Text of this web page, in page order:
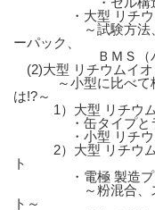
・大型 リチウムイ
～試験方法、高容
ーパック、
ＢＭＳ（バッテ
(2)大型 リチウムイ
～小型に比べて格
は!?～
1）大型 リチウム
・缶タイプとラ
・小型 リチウム
2）大型 リチウム
ト
・電極 製造プ
～粉混合、スラ
ト～